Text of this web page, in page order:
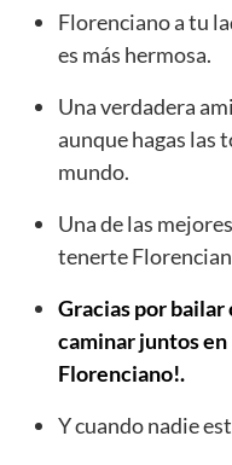
Florenciano a tu
es más hermosa.
Una verdadera
aunque hagas las
mundo.
Una de las
tenerte
Gracias por bailar
caminar juntos en
Florenciano!.
Y cuando nadie